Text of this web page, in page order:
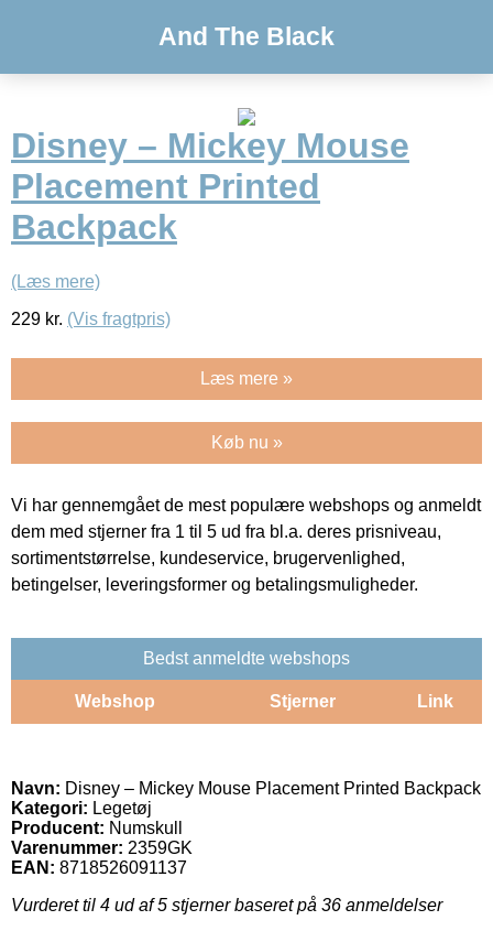
And The Black
Disney – Mickey Mouse
Placement Printed
Backpack
(Læs mere)
229 kr. (Vis fragtpris)
Læs mere »
Køb nu »
Vi har gennemgået de mest populære webshops og anmeldt
dem med stjerner fra 1 til 5 ud fra bl.a. deres prisniveau,
sortimentstørrelse, kundeservice, brugervenlighed,
betingelser, leveringsformer og betalingsmuligheder.
Bedst anmeldte webshops
Webshop Stjerner Link
Navn: Disney – Mickey Mouse Placement Printed Backpack
Kategori: Legetøj
Producent: Numskull
Varenummer: 2359GK
EAN: 8718526091137
Vurderet til 4 ud af 5 stjerner baseret på 36 anmeldelser